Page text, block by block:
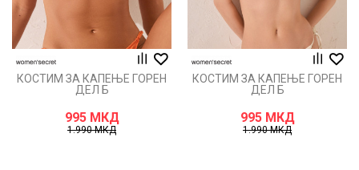
КОСТИМ ЗА КАПЕЊЕ ГОРЕН
ДЕЛ Б
995 МКД
1.990МКД
КОСТИМ ЗА КАПЕЊЕ ГОРЕН
ДЕЛ Б
995 МКД
1.990МКД